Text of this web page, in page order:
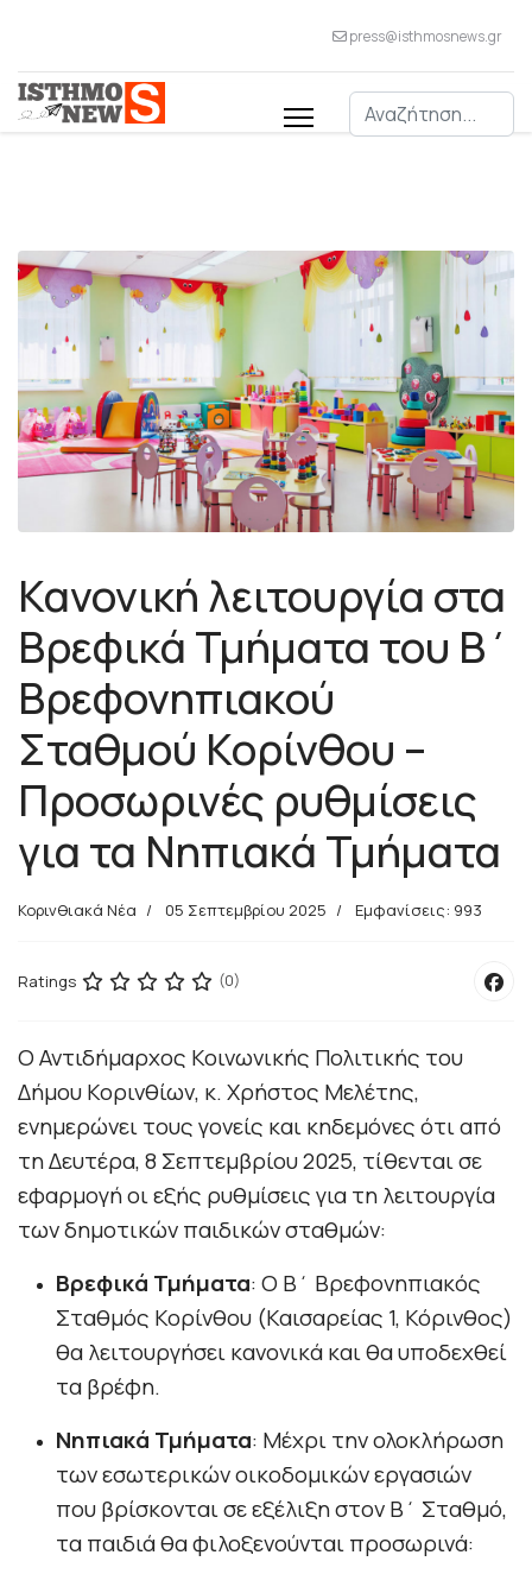
press@isthmosnews.gr
Αναζήτηση
Κανονική λειτουργία στα
Βρεφικά Τμήματα του Β΄
Βρεφονηπιακού
Σταθμού Κορίνθου –
Προσωρινές ρυθμίσεις
για τα Νηπιακά Τμήματα
Κορινθιακά Νέα 05 Σεπτεμβρίου 2025 Εμφανίσεις: 993
Ratings (0)
Ο Αντιδήμαρχος Κοινωνικής Πολιτικής του
Δήμου Κορινθίων, κ. Χρήστος Μελέτης,
ενημερώνει τους γονείς και κηδεμόνες ότι από
τη Δευτέρα, 8 Σεπτεμβρίου 2025, τίθενται σε
εφαρμογή οι εξής ρυθμίσεις για τη λειτουργία
των δημοτικών παιδικών σταθμών:
Βρεφικά Τμήματα: Ο Β΄ Βρεφονηπιακός
Σταθμός Κορίνθου (Καισαρείας 1, Κόρινθος)
θα λειτουργήσει κανονικά και θα υποδεχθεί
τα βρέφη.
Νηπιακά Τμήματα: Μέχρι την ολοκλήρωση
των εσωτερικών οικοδομικών εργασιών
που βρίσκονται σε εξέλιξη στον Β΄ Σταθμό,
τα παιδιά θα φιλοξενούνται προσωρινά: